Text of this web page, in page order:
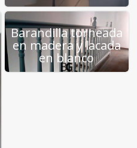
Barandilla torneada
en madera y lacada
en blanco